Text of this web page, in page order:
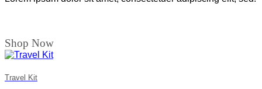
Shop Now
Travel Kit